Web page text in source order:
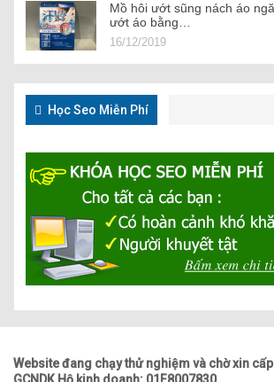
Mồ hôi ướt sũng nách áo
ướt áo bằng…
16/12/2019
Học Seo Miễn Phí
Website đang chạy thử nghiệm và chờ xin